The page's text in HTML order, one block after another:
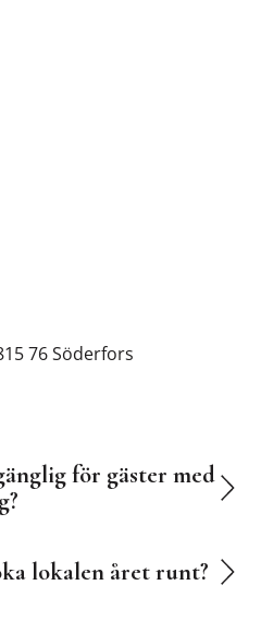
76 Söderfors
för gäster med
lokalen året runt?